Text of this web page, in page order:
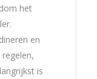
het
en
is